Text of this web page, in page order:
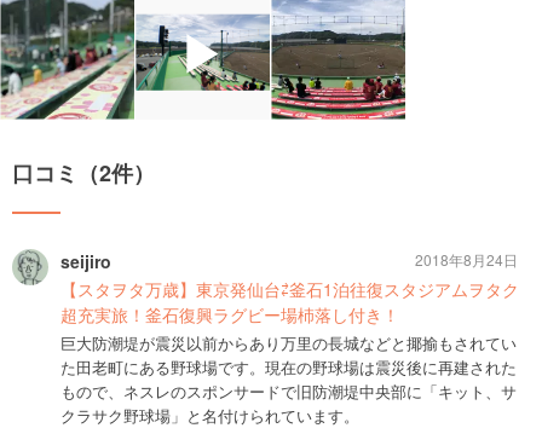
▶
口コミ（2件）
seijiro
【スタヲタ万歳】東京発仙台⇄釜石1泊往復スタジアムヲタク
超充実旅！釜石復興ラグビー場杮落し付き！
巨大防潮堤が震災以前からあり万里の長城などと揶揄もされてい
た田老町にある野球場です。現在の野球場は震災後に再建された
もので、ネスレのスポンサードで旧防潮堤中央部に「キット、サ
クラサク野球場」と名付けられています。
2018年8月24日